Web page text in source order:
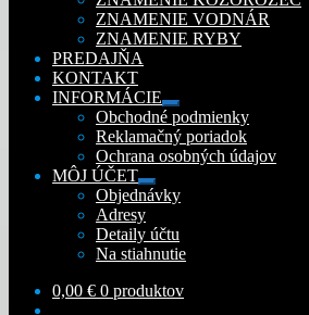
ZNAMENIE VODNÁR
ZNAMENIE RYBY
PREDAJŇA
KONTAKT
INFORMÁCIE
Rozbaliť
podradené
menu
Obchodné podmienky
Reklamačný poriadok
Ochrana osobných údajov
MÔJ ÚČET
Rozbaliť
podradené
Objednávky
Adresy
Detaily účtu
Na stiahnutie
0,00 € 0 produktov